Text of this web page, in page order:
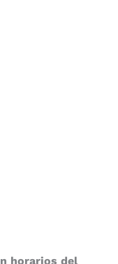
horarios del